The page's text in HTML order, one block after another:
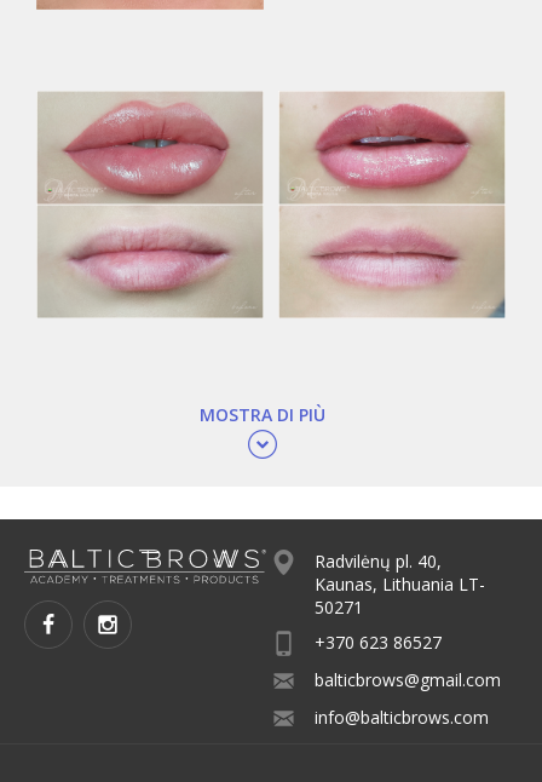
MOSTRA DI PIÙ
Radvilėnų pl. 40,
Kaunas, Lithuania LT-
50271
+370 623 86527
balticbrows@gmail.com
info@balticbrows.com